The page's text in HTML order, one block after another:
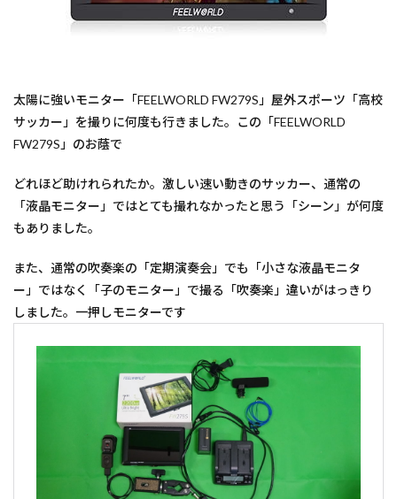
太陽に強いモニター「FEELWORLD FW279S」屋外スポーツ「高校
サッカー」を撮りに何度も行きました。この「FEELWORLD
FW279S」のお蔭で
どれほど助けれられたか。激しい速い動きのサッカー、通常の
「液晶モニター」ではとても撮れなかったと思う「シーン」が何度
もありました。
また、通常の吹奏楽の「定期演奏会」でも「小さな液晶モニタ
ー」ではなく「子のモニター」で撮る「吹奏楽」違いがはっきり
しました。一押しモニターです